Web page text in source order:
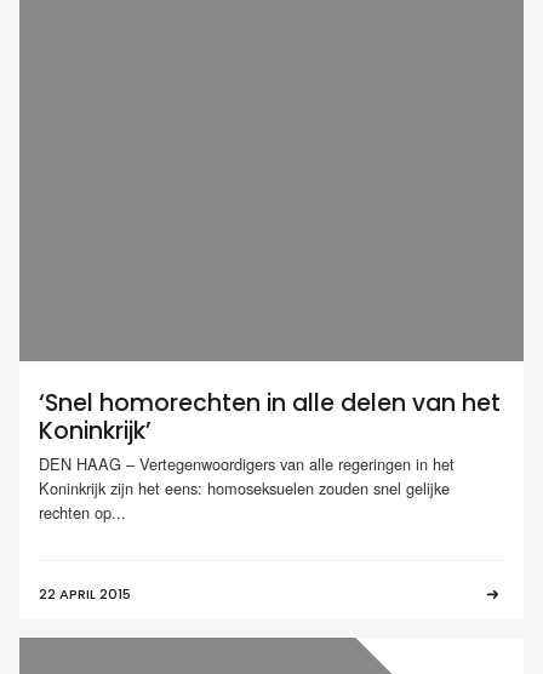
‘Snel homorechten in alle delen van het
Koninkrijk’
DEN HAAG – Vertegenwoordigers van alle regeringen in het
Koninkrijk zijn het eens: homoseksuelen zouden snel gelijke
rechten op...
22 APRIL 2015